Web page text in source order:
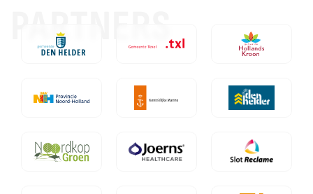
PARTNERS